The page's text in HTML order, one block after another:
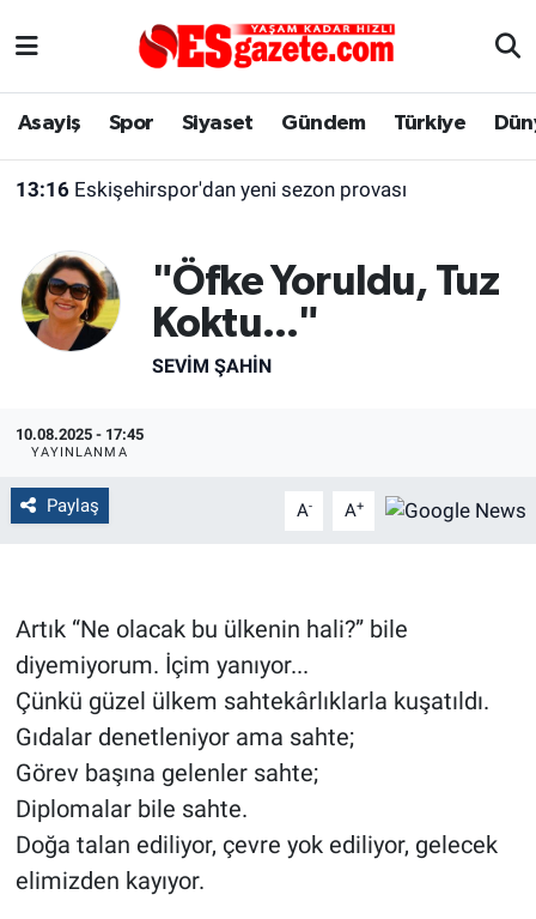
Asayiş Spor Siyaset Gündem Türkiye
13:16 Eskişehirspor'dan yeni sezon provası
"Öfke Yoruldu, Tuz
Koktu..."
SEVIM ŞAHIN
10.08.2025 - 17:45
YAYINLANMA
Paylaş A- A+
Artık “Ne olacak bu ülkenin hali?” bile
diyemiyorum. İçim yanıyor...
Çünkü güzel ülkem sahtekârlıklarla kuşatıldı.
Gıdalar denetleniyor ama sahte;
Görev başına gelenler sahte;
Diplomalar bile sahte.
Doğa talan ediliyor, çevre yok ediliyor, gelecek
elimizden kayıyor.
Asayiş
Gündem
Türkiye
Sağlık
Alış-Veriş/İş dünyası
Yaşam
Eskişehirspor Arşivi
Eskişehir Arşivi
Ekonomi
Kültür Sanat
Bilecik
Kütahya
Gezi
Genel
Çevre
Eskişehir Nöbetçi Eczaneler
Süper Lig Puan Durumu ve Fikstür
Tüm Manşetler
Haber Arşivi